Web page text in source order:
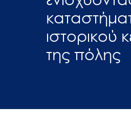
ιστορικού
της πόλης